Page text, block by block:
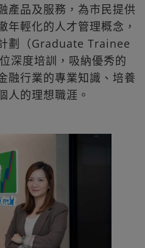
產品及服務，為市民提供
年輕化的人才管理概念，
劃（Graduate Trainee
深度培訓，吸納優秀的
融行業的專業知識、培養
人的理想職涯。